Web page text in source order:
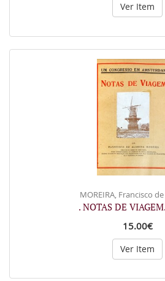
Ver Item
MOREIRA, Francisco
. NOTAS DE
15.00€
Ver Item